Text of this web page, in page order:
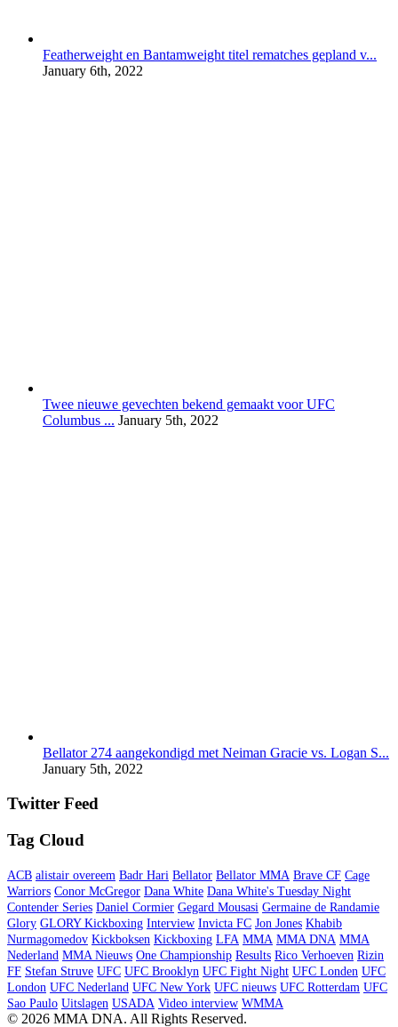
Featherweight en Bantamweight titel rematches gepland v...
January 6th, 2022
Twee nieuwe gevechten bekend gemaakt voor UFC
Columbus ... January 5th, 2022
Bellator 274 aangekondigd met Neiman Gracie vs. Logan S...
January 5th, 2022
Twitter Feed
Tag Cloud
ACB alistair overeem Badr Hari Bellator Bellator MMA Brave CF Cage
Warriors Conor McGregor Dana White Dana White's Tuesday Night
Contender Series Daniel Cormier Gegard Mousasi Germaine de Randamie
Glory GLORY Kickboxing Interview Invicta FC Jon Jones Khabib
Nurmagomedov Kickboksen Kickboxing LFA MMA MMA DNA MMA
Nederland MMA Nieuws One Championship Results Rico Verhoeven Rizin
FF Stefan Struve UFC UFC Brooklyn UFC Fight Night UFC Londen UFC
London UFC Nederland UFC New York UFC nieuws UFC Rotterdam UFC
Sao Paulo Uitslagen USADA Video interview WMMA
© 2026 MMA DNA. All Rights Reserved.